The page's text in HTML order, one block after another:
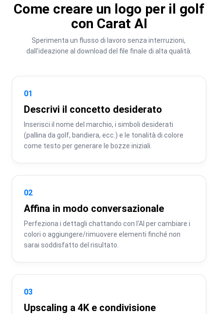
Come creare un logo per il golf
con Carat AI
Sperimenta un flusso di lavoro senza interruzioni,
dall'ideazione al download del file finale di alta qualità.
01
Descrivi il concetto desiderato
Inserisci il nome del marchio, i simboli desiderati
(pallina da golf, bandiera, ecc.) e le tonalità di colore
come testo per generare le bozze iniziali.
02
Affina in modo conversazionale
Perfeziona i dettagli chattando con l'AI per cambiare i
colori o aggiungere/rimuovere elementi finché non
sarai soddisfatto del risultato.
03
Upscaling a 4K e condivisione